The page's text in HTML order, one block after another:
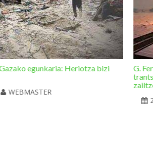
egunkaria: Heriotza bizi
WEBMASTER
G.